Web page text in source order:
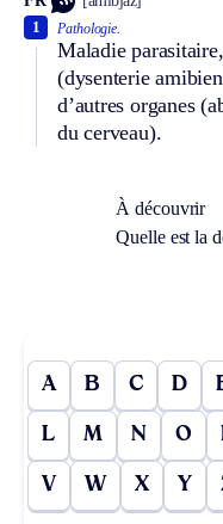
Pathologie.
Maladie
(dysenterie
d’autres organes
du cerveau).
1
À découvrir
Quelle est la
A B C D
L M N O
V W X Y